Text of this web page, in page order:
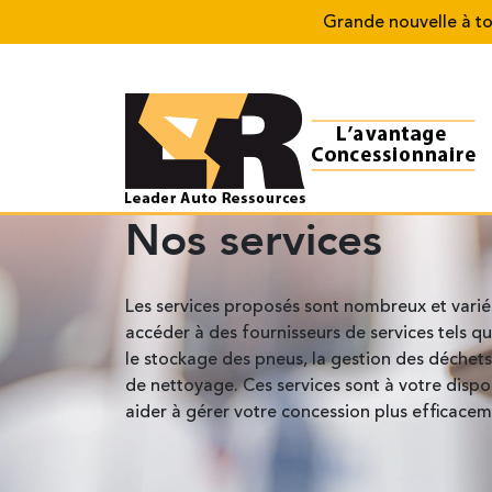
Grande nouvelle à tous :
Nos services
Les services proposés sont nombreux et
accéder à des fournisseurs de services tels
le stockage des pneus, la gestion des
de nettoyage. Ces services sont à votre
aider à gérer votre concession plus